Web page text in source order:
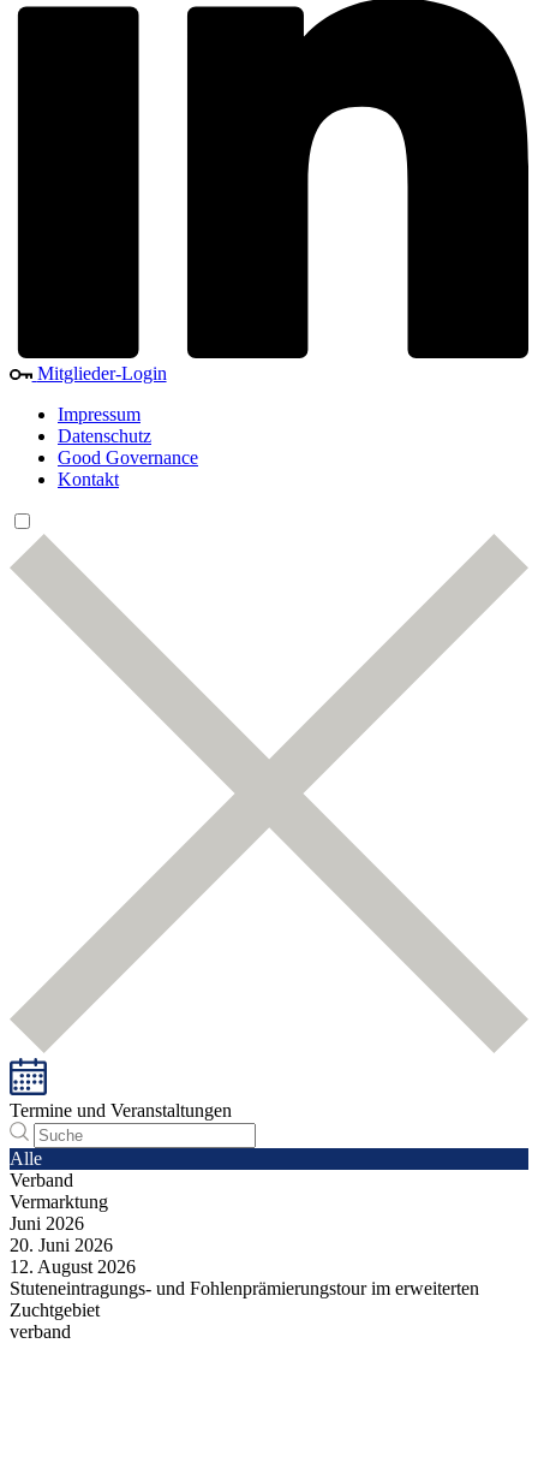
Mitglieder-Login
Impressum
Datenschutz
Good Governance
Kontakt
Termine und Veranstaltungen
Alle
Verband
Vermarktung
Juni 2026
20. Juni 2026
12. August 2026
Stuteneintragungs- und Fohlenprämierungstour im erweiterten
Zuchtgebiet
verband